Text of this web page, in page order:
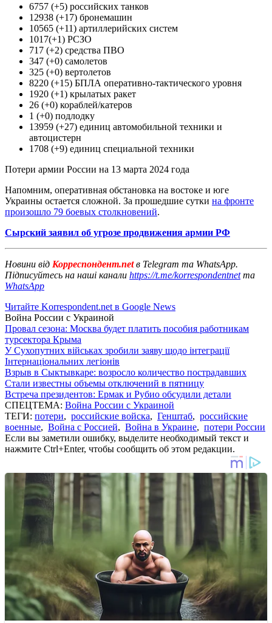
6757 (+5) российских танков
12938 (+17) бронемашин
10565 (+11) артиллерийских систем
1017(+1) РСЗО
717 (+2) средства ПВО
347 (+0) самолетов
325 (+0) вертолетов
8220 (+15) БПЛА оперативно-тактического уровня
1920 (+1) крылатых ракет
26 (+0) кораблей/катеров
1 (+0) подлодку
13959 (+27) единиц автомобильной техники и
автоцистерн
1708 (+9) единиц специальной техники
Потери армии России на 13 марта 2024 года
Напомним, оперативная обстановка на востоке и юге
Украины остается сложной. За прошедшие сутки на фронте
произошло 79 боевых столкновений.
Сырский заявил об угрозе продвижения армии РФ
Новини від Корреспондент.netв Telegram та WhatsApp.
Підписуйтесь на наші канали https://t.me/korrespondentnetта
WhatsApp
Читайте Korrespondent.net в Google News
Война России с Украиной
Провал сезона: Москва будет платить пособия работникам
турсектора Крыма
У Сухопутних військах зробили заяву щодо інтеграції
Інтернаціональних легіонів
Взрыв в Сыктывкаре: возросло количество пострадавших
Стали известны объемы отключений в пятницу
Встреча президентов: Ермак и Рубио обсудили детали
СПЕЦТЕМА: Война России с Украиной
ТЕГИ: потери, российские войска, Генштаб, российские
военные, Война с Россией, Война в Украине, потери России
Если вы заметили ошибку, выделите необходимый текст и
нажмите Ctrl+Enter, чтобы сообщить об этом редакции.